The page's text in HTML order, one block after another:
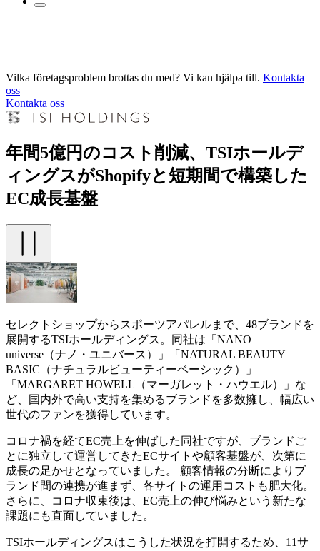
Vilka företagsproblem brottas du med? Vi kan hjälpa till. Kontakta
oss
Kontakta oss
年間5億円のコスト削減、TSIホールデ
ィングスがShopifyと短期間で構築した
EC成長基盤
セレクトショップからスポーツアパレルまで、48ブランドを
展開するTSIホールディングス。同社は「NANO
universe（ナノ・ユニバース）」「NATURAL BEAUTY
BASIC（ナチュラルビューティーベーシック）」
「MARGARET HOWELL（マーガレット・ハウエル）」な
ど、国内外で高い支持を集めるブランドを多数擁し、幅広い
世代のファンを獲得しています。
コロナ禍を経てEC売上を伸ばした同社ですが、ブランドご
とに独立して運営してきたECサイトや顧客基盤が、次第に
成長の足かせとなっていました。 顧客情報の分断によりブ
ランド間の連携が進まず、各サイトの運用コストも肥大化。
さらに、コロナ収束後は、EC売上の伸び悩みという新たな
課題にも直面していました。
TSIホールディングスはこうした状況を打開するため、11サ